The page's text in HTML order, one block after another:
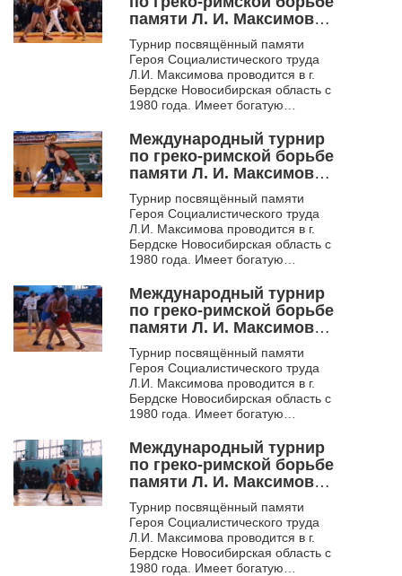
памяти Л. И. Максимова.
Бердск. 1999 - 2000
Турнир посвящённый памяти
Героя Социалистического труда
Л.И. Максимова проводится в г.
Бердске Новосибирская область с
1980 года. Имеет богатую
борцы начинали свой
спортивны...
Международный турнир
по греко-римской борьбе
памяти Л. И. Максимова.
Бердск. 2001
Турнир посвящённый памяти
Героя Социалистического труда
Л.И. Максимова проводится в г.
Бердске Новосибирская область с
1980 года. Имеет богатую
борцы начинали свой
спортивны...
Международный турнир
по греко-римской борьбе
памяти Л. И. Максимова.
Бердск. 2002 - 2003
Турнир посвящённый памяти
Героя Социалистического труда
Л.И. Максимова проводится в г.
Бердске Новосибирская область с
1980 года. Имеет богатую
борцы начинали свой
спортивны...
Международный турнир
по греко-римской борьбе
памяти Л. И. Максимова.
Бердск. 2004
Турнир посвящённый памяти
Героя Социалистического труда
Л.И. Максимова проводится в г.
Бердске Новосибирская область с
1980 года. Имеет богатую